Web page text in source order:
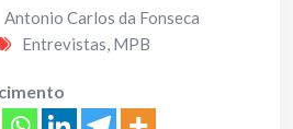
Antonio Carlos da Fonseca
Entrevistas, MPB